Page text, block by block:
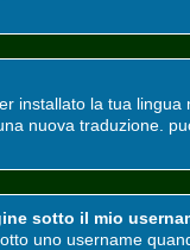
installato la tua
nuova traduzione.
sotto il mio
uno username